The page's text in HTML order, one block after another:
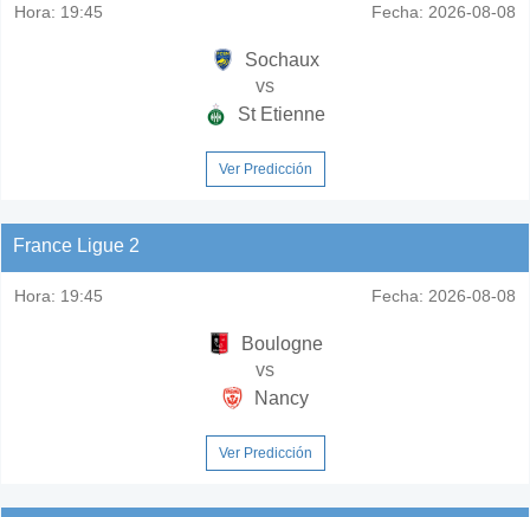
Hora: 19:45 Fecha: 2026-08-08
Sochaux
vs
St Etienne
Ver Predicción
France Ligue 2
Hora: 19:45 Fecha: 2026-08-08
Boulogne
vs
Nancy
Ver Predicción